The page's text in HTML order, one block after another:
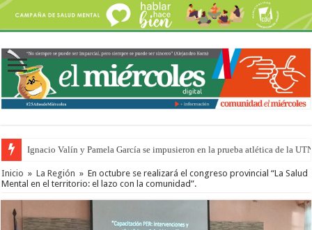
Ignacio Valín y Pamela García se impusieron en la prueba atlética de la
Inicio » La Región » En octubre se realizará el congreso provincial “La Salud
Mental en el territorio: el lazo con la comunidad”.